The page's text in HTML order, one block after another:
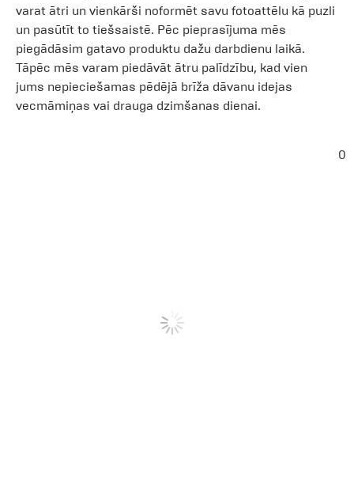
varat ātri un vienkārši noformēt savu fotoattēlu kā puzli
un pasūtīt to tiešsaistē. Pēc pieprasījuma mēs
piegādāsim gatavo produktu dažu darbdienu laikā.
Tāpēc mēs varam piedāvāt ātru palīdzību, kad vien
jums nepieciešamas pēdējā brīža dāvanu idejas
vecmāmiņas vai drauga dzimšanas dienai.
0